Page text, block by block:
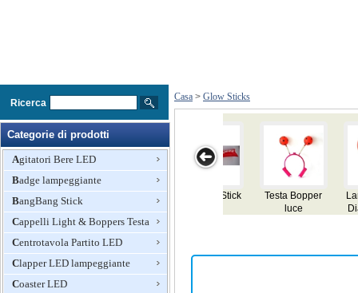
Ricerca
Categorie di prodotti
Agitatori Bere LED
Badge lampeggiante
BangBang Stick
Cappelli Light & Boppers Testa
Centrotavola Partito LED
Clapper LED lampeggiante
Coaster LED
Casa > Glow Sticks
Bopper
Lampeggiante
Horn Bopper
Stick luce Stick